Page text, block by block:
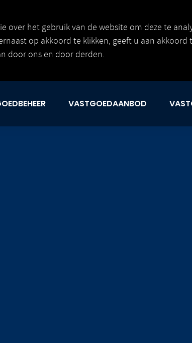
over het gebruik van de website om deze te
op akkoord te klikken, geeft u aan akkoord
door ons en door derden.
VASTGOEDAANBOD